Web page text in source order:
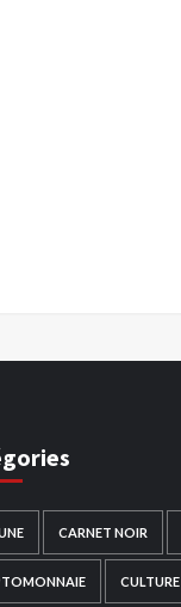
CARNET NOIR
CULTURE